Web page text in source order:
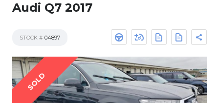
Audi Q7 2017
STOCK # 04897
SOLD